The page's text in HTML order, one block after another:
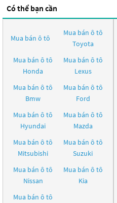
Có thể bạn cần
Mua bán ô tô
Mua bán ô tô
Toyota
Mua bán ô tô
Honda
Mua bán ô tô
Lexus
Mua bán ô tô
Bmw
Mua bán ô tô
Ford
Mua bán ô tô
Hyundai
Mua bán ô tô
Mazda
Mua bán ô tô
Mitsubishi
Mua bán ô tô
Suzuki
Mua bán ô tô
Nissan
Mua bán ô tô
Kia
Mua bán ô tô